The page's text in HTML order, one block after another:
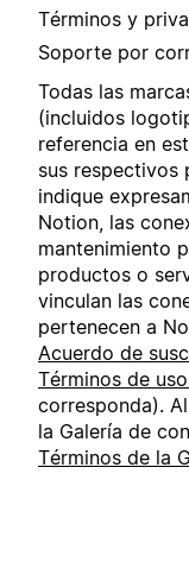
Términos y
Soporte por
Todas las
(incluidos
referencia en
sus respectivos
indique
Notion, las
mantenimiento
productos o
vinculan las
pertenecen a
Acuerdo de
Términos de
corresponda).
la Galería de
Términos de la